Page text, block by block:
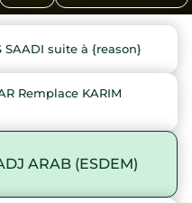
SAADI suite à {reason}
Remplace KARIM
ARAB (ESDEM)